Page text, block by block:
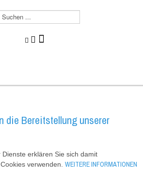
die Bereitstellung unserer
erklären Sie sich damit
verwenden. WEITERE INFORMATIONEN